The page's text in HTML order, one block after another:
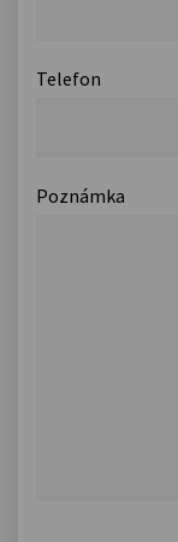
Telefon
Poznámka